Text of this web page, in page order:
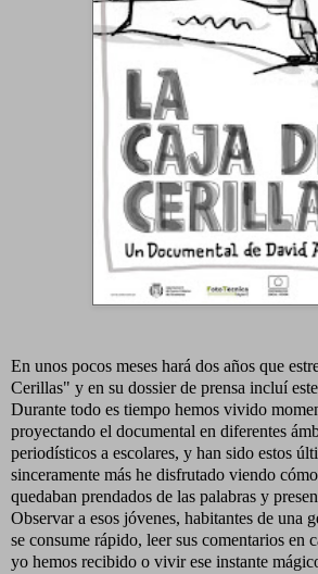
En unos pocos meses hará dos años que
Cerillas" y en su dossier de prensa incluí
Durante todo es tiempo hemos vivido
proyectando el documental en diferentes
periodísticos a escolares, y han sido estos
sinceramente más he disfrutado viendo
quedaban prendados de las palabras y
Observar a esos jóvenes, habitantes de una
se consume rápido, leer sus comentarios en
yo hemos recibido o vivir ese instante